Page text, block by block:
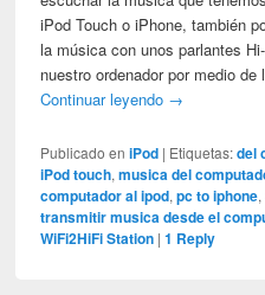
iPod Touch o iPhone, también
la música con unos parlantes
nuestro ordenador por medio
Continuar leyendo →
Publicado en iPod | Etiquetas: del
iPod touch,musica del
computador al ipod,pc to iphone,
transmitir musica desde el
WiFi2HiFi Station |1 Reply